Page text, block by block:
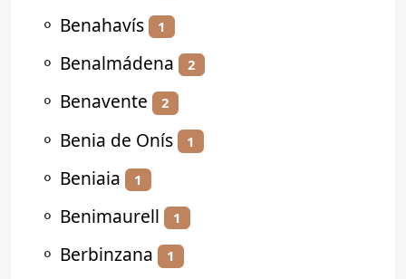
⚬ Benahavís 1
⚬ Benalmádena 2
⚬ Benavente 2
⚬ Benia de Onís 1
⚬ Beniaia 1
⚬ Benimaurell 1
⚬ Berbinzana 1